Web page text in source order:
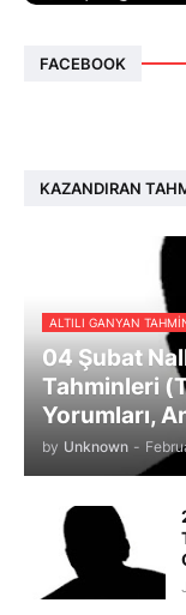
FACEBOOK
KAZANDIRAN
ALTILI GANYAN
04 Şubat
Tahminleri
Yorumları,
by Unknown -